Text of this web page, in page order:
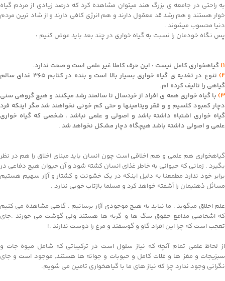
به راحتی در جامعه ی بزرگ هند میتوان مشاهده کرد که درصد زیادی از مردم گیاه
خوار هستند و هم رشد قد معقول دارند و هم انرژی کافی دارند و از شاد ترین مردم
دنیا محسوب میشوند .
پس نگاه خودمان را نسبت به گیاه خواری در چند بعد باید عوض کنیم :
1) گیاهخواری کامل نیست : این حرف کاملا غیر علمی است و صحت ندارد.
2)
تنوع در تغدیه ی گیاه خواری بسیار بالا است و بنده در کتابم 365 غدای سالم
گیاهی را تالیف کرده ام.
3) با گیاه خواری همه ی افراد از خردسال تا سالمند رشد میکنند و هیچ گروهی سنی
دچار کمبود کلسیم و و فقر ویتامینها و حتی کم خونی نخواهند شد مگر اینکه فرد
گیاه خواری اشتباه داشته باشد و اصولی و علمی نباشد ، شخصی که گیاه خواری
علمی و اصولی داشته باشد هیچگاه دچار مشکل نخواهد شد .
گیاهخواری هم علمی و هم اخلاقی است چون انسان باید مبنای اخلاق را هم در نظر
بگیرد . زمانی که حیوانی به خاطر غذای انسان کشته شود و آن حیوان هیچ دفاعی در
برابر خود ندارد مطمعنا به دلیل اینکه در یک خشونت و کشتار و آزار سهیم هستیم
مسائل ذهنیمان را آشفته خواهد کرد و مسلما بازتاب خوبی ندارد .
علم اخلاق میگوید : ما نباید به هیچ موجودی آزار برسانیم . گاهی مشاهده می کنیم
که اشخاصی مدافع حقوق سگ ها و گربه ها هستند ولی گوشت می خورند .جای
تعجب است که چرا این افراد گاو و گوسفند و مرغ را دوست ندارند .!
از لحاظ علمی تمام آنچه که نیاز سلول است در ترکیباتی که شامل میوه جات و
سبزیجات و مغز ها و غلات کامل و حبوبات و جوانه ها هستند, موجود است و جای
نگرانی وجود ندارد چرا که نیاز های ما با گیاهخواری تامین می شویم.